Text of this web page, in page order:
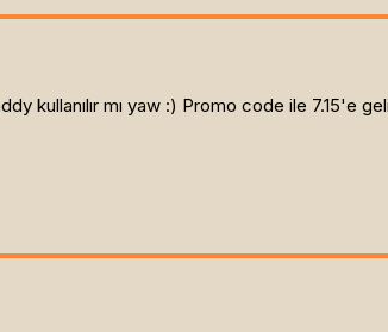
kullanılır mı yaw :) Promo code ile 7.15'e